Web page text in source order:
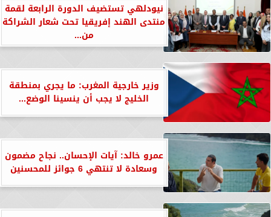
نيودلهي تستضيف الدورة الرابعة لقمة
منتدى الهند إفريقيا تحت شعار الشراكة
من...
وزير خارجية المغرب: ما يجري بمنطقة
الخليج لا يجب أن ينسينا الوضع...
عمرو خالد: آيات الإحسان.. نجاح مضمون
وسعادة لا تنتهي 6 جوائز للمحسنين